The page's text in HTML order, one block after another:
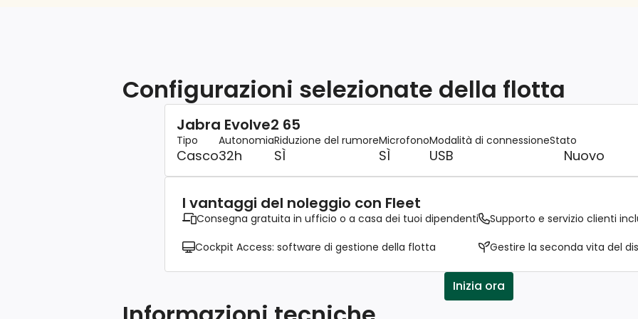
Configurazioni selezionate della flotta
Jabra Evolve2 65
Tipo
Casco
Autonomia
32h
Riduzione del rumore
SÌ
Microfono
SÌ
Modalità di connessione
USB
Stato
Nuovo
I vantaggi del noleggio con Fleet
Consegna gratuita in ufficio o a casa dei tuoi dipendenti
Supporto e servizio clienti
Cockpit Access: software di gestione della flotta
Gestire la seconda vita del
Inizia ora